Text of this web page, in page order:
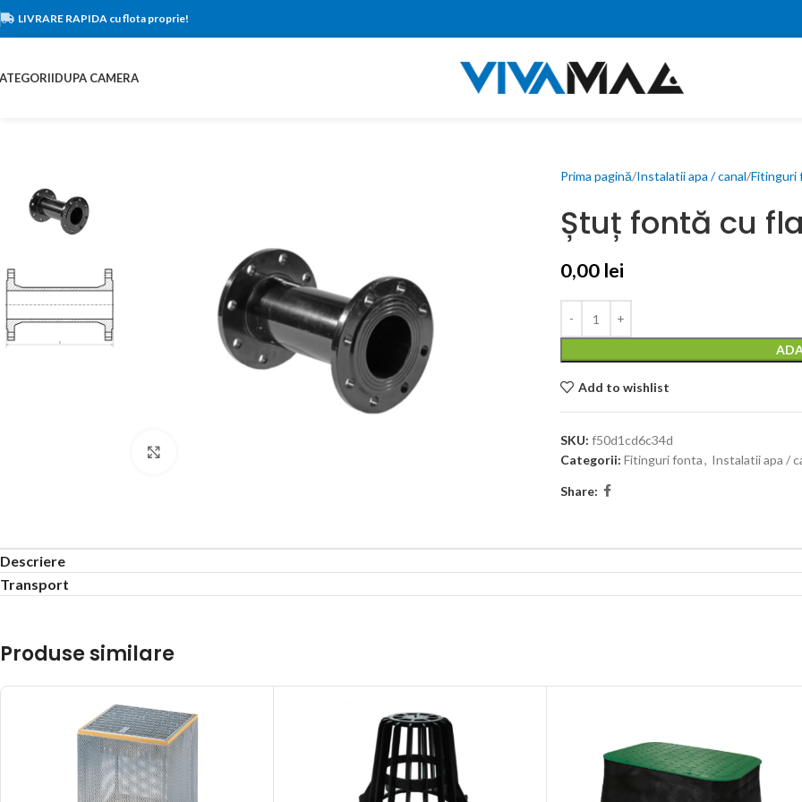
LIVRARE RAPIDA cu flota proprie!
DUPA CAMERA
Prima pagină Instalatii apa / canal Fitinguri
Ștuț fontă cu
0,00 lei
Add to wishlist
SKU: f50d1cd6c34d
Categorii: Fitinguri fonta, Instalatii apa /
Share:
Descriere
Transport
Produse similare